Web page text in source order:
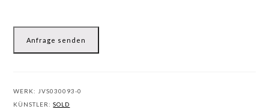
Anfrage senden
WERK: JVS030093-0
KÜNSTLER:SOLD